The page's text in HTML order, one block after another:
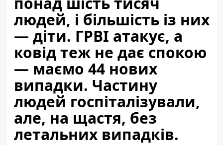
людей, і більшість із них
— діти. ГРВІ атакує, а
ковід теж не дає спокою
— маємо 44 нових
випадки. Частину
людей госпіталізували,
але, на щастя, без
летальних випадків.